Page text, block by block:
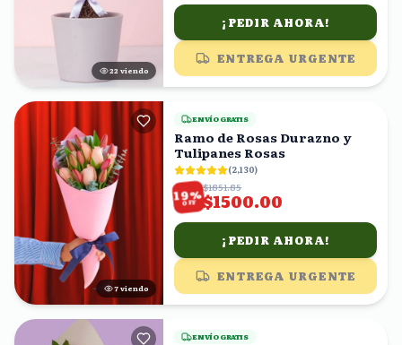
22 viendo
¡PEDIR AHORA!
ENTREGA URGENTE
7 viendo
ENVÍO GRATIS
Ramo de Rosas Durazno y
Tulipanes Rosas
(2,130)
19%
OFF
$1851.85
$1500.00
¡PEDIR AHORA!
ENTREGA URGENTE
ENVÍO GRATIS